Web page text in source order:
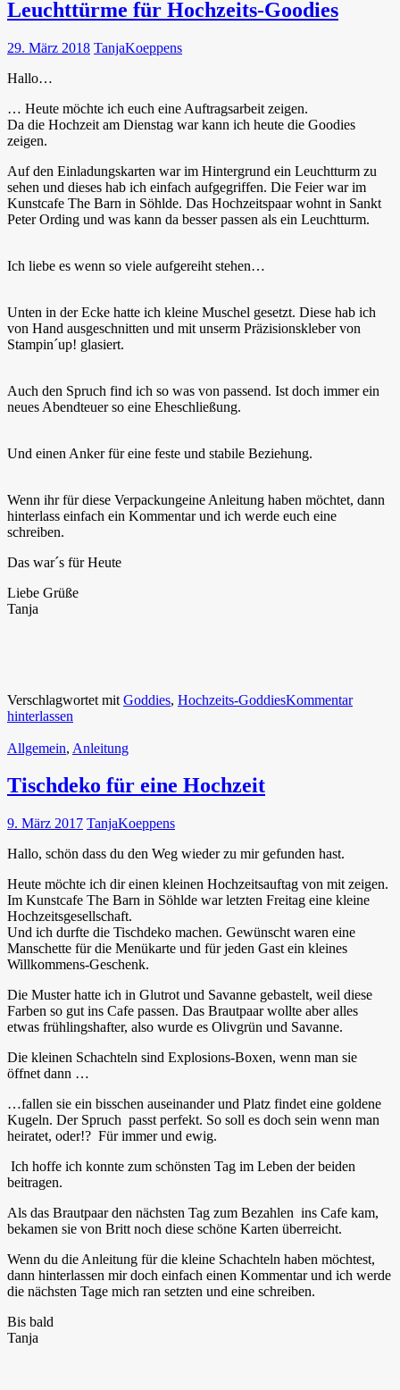
Leuchttürme für Hochzeits-Goodies
29. März 2018 TanjaKoeppens
Hallo…
… Heute möchte ich euch eine Auftragsarbeit zeigen.
Da die Hochzeit am Dienstag war kann ich heute die Goodies
zeigen.
Auf den Einladungskarten war im Hintergrund ein Leuchtturm zu
sehen und dieses hab ich einfach aufgegriffen. Die Feier war im
Kunstcafe The Barn in Söhlde. Das Hochzeitspaar wohnt in Sankt
Peter Ording und was kann da besser passen als ein Leuchtturm.
Ich liebe es wenn so viele aufgereiht stehen…
Unten in der Ecke hatte ich kleine Muschel gesetzt. Diese hab ich
von Hand ausgeschnitten und mit unserm Präzisionskleber von
Stampin´up! glasiert.
Auch den Spruch find ich so was von passend. Ist doch immer ein
neues Abendteuer so eine Eheschließung.
Und einen Anker für eine feste und stabile Beziehung.
Wenn ihr für diese Verpackungeine Anleitung haben möchtet, dann
hinterlass einfach ein Kommentar und ich werde euch eine
schreiben.
Das war´s für Heute
Liebe Grüße
Tanja
Verschlagwortet mit Goddies, Hochzeits-GoddiesKommentar
hinterlassen
Allgemein, Anleitung
Tischdeko für eine Hochzeit
9. März 2017 TanjaKoeppens
Hallo, schön dass du den Weg wieder zu mir gefunden hast.
Heute möchte ich dir einen kleinen Hochzeitsauftag von mit zeigen.
Im Kunstcafe The Barn in Söhlde war letzten Freitag eine kleine
Hochzeitsgesellschaft.
Und ich durfte die Tischdeko machen. Gewünscht waren eine
Manschette für die Menükarte und für jeden Gast ein kleines
Willkommens-Geschenk.
Die Muster hatte ich in Glutrot und Savanne gebastelt, weil diese
Farben so gut ins Cafe passen. Das Brautpaar wollte aber alles
etwas frühlingshafter, also wurde es Olivgrün und Savanne.
Die kleinen Schachteln sind Explosions-Boxen, wenn man sie
öffnet dann …
…fallen sie ein bisschen auseinander und Platz findet eine goldene
Kugeln. Der Spruch passt perfekt. So soll es doch sein wenn man
heiratet, oder!? Für immer und ewig.
Ich hoffe ich konnte zum schönsten Tag im Leben der beiden
beitragen.
Als das Brautpaar den nächsten Tag zum Bezahlen ins Cafe kam,
bekamen sie von Britt noch diese schöne Karten überreicht.
Wenn du die Anleitung für die kleine Schachteln haben möchtest,
dann hinterlassen mir doch einfach einen Kommentar und ich werde
die nächsten Tage mich ran setzten und eine schreiben.
Bis bald
Tanja